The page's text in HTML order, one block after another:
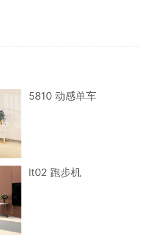
5810 动感单车
lt02 跑步机